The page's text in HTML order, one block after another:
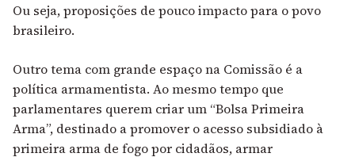
Ou seja, proposições de pouco impacto para o povo
brasileiro.
Outro tema com grande espaço na Comissão é a
política armamentista. Ao mesmo tempo que
parlamentares querem criar um “Bolsa Primeira
Arma”, destinado a promover o acesso subsidiado à
primeira arma de fogo por cidadãos, armar